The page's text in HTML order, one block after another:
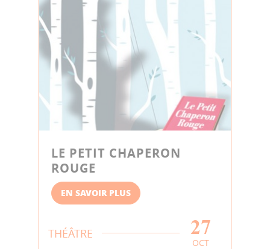
LE PETIT CHAPERON
ROUGE
EN SAVOIR PLUS
THÉÂTRE 27
OCT